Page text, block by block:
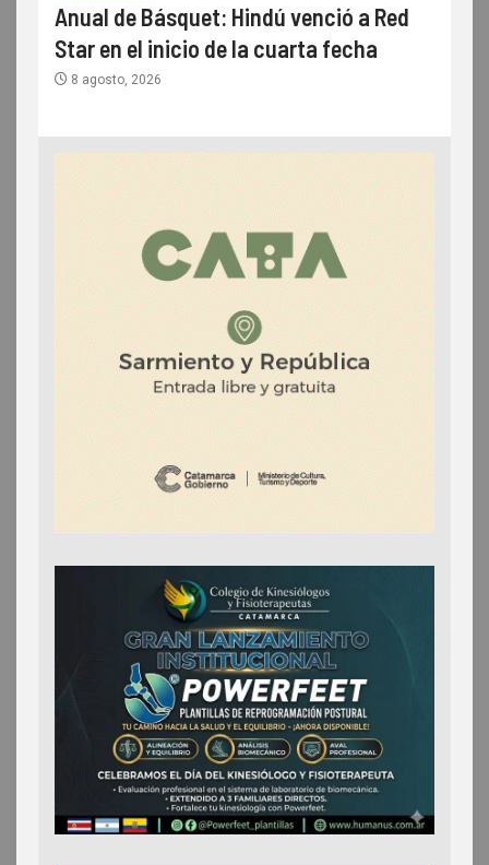
Anual de Básquet: Hindú venció a Red
Star en el inicio de la cuarta fecha
8 agosto, 2026